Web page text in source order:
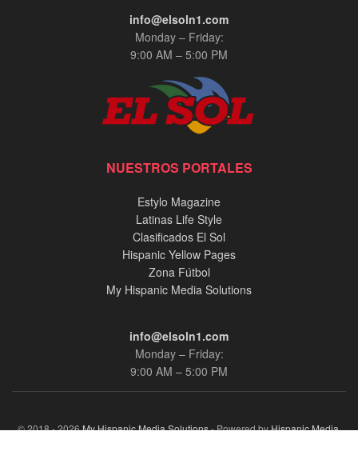
info@elsoln1.com
Monday – Friday:
9:00 AM – 5:00 PM
NUESTROS PORTALES
Estylo Magazine
Latinas Life Style
Clasificados El Sol
Hispanic Yellow Pages
Zona Fútbol
My Hispanic Media Solutions
info@elsoln1.com
Monday – Friday:
9:00 AM – 5:00 PM
© 2018 - 2026My Hispanic Media Solutions- Powered byHispanic Media,